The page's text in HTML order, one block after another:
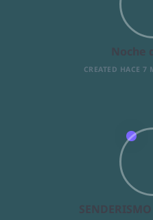
CREATED HACE 7